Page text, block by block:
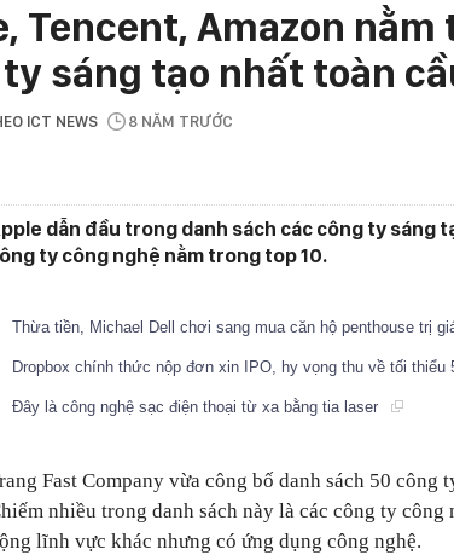
Tencent, Amazon
sáng tạo nhất toàn
ICT NEWS 8 NĂM TRƯỚC
dẫn đầu trong danh sách các công ty sáng
ty công nghệ nằm trong top 10.
Thừa tiền, Michael Dell chơi sang mua căn hộ penthouse trị
Dropbox chính thức nộp đơn xin IPO, hy vọng thu về tối thiểu
Đây là công nghệ sạc điện thoại từ xa bằng tia laser
Fast Company vừa công bố danh sách 50 công
nhiều trong danh sách này là các công ty
lĩnh vực khác nhưng có ứng dụng công nghệ.